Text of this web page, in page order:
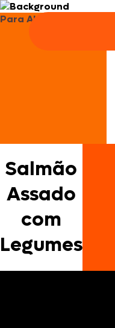
Para Almoço e Jantar
Salmão
Assado
com
Legumes